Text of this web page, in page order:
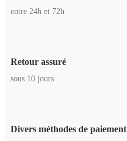
entre 24h et 72h
Retour assuré
sous 10 jours
Divers méthodes de paiement